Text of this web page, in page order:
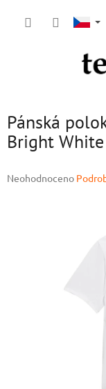
Pánská
Bright White
Průměrné
Neohodnoceno